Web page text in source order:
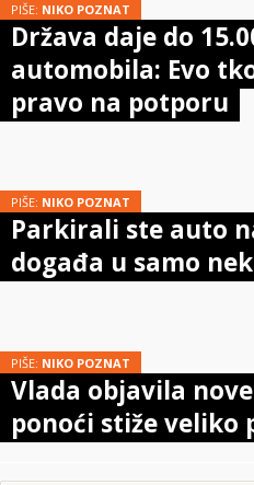
PIŠE: NIKO POZNAT
Država daje do
automobila: Evo
pravo na potporu
PIŠE: NIKO POZNAT
Parkirali ste auto
događa u samo
PIŠE: NIKO POZNAT
Vlada objavila
ponoći stiže veliko